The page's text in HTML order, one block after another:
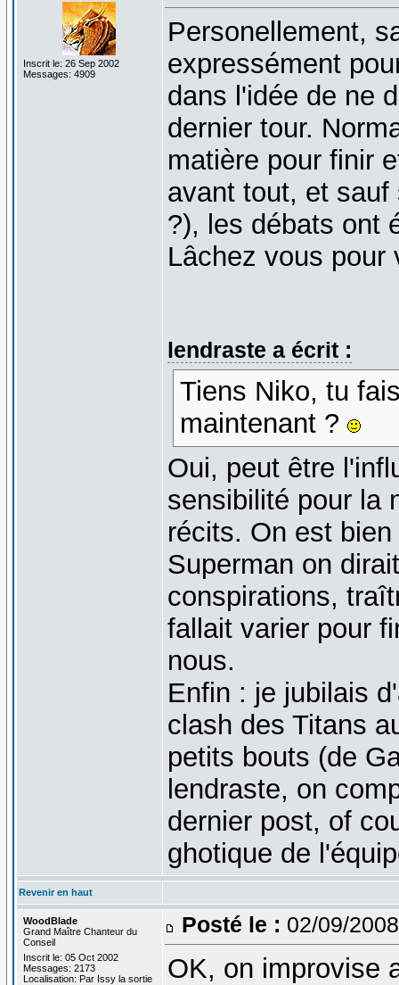
Inscrit le: 26 Sep 2002
Messages: 4909
Personellement,
expressément
dans l'idée de ne
dernier tour.
matière pour finir
avant tout, et
?), les débats ont
Lâchez vous pour
lendraste a écrit :
Tiens Niko, tu
maintenant ?
Oui, peut être
sensibilité pour la
récits. On est
Superman on
conspirations,
fallait varier pour
nous.
Enfin : je jubilais
clash des Titans
petits bouts (de
lendraste, on
dernier post, of
ghotique de
Revenir en haut
WoodBlade
Grand Maître Chanteur du
Conseil
Inscrit le: 05 Oct 2002
Messages: 2173
Localisation: Par Issy la sortie
Posté le : 02/09/
OK, on improvise